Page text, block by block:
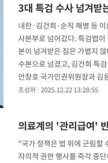
3대 특검 수사 넘겨받
내란·김건희·순직 해병 등
사본부로 넘어갔다. 특검법
본이 넘겨받은 짐은 가볍지
수본으로 넘겼고, 김건희 특
안창호 국가인권위원장과 김
조성하 2025.12.22 13:28:55
의료계의 '관리급여'
"국가 정책은 법 위에 군림할
자의적 권한 행사를 즉각 중